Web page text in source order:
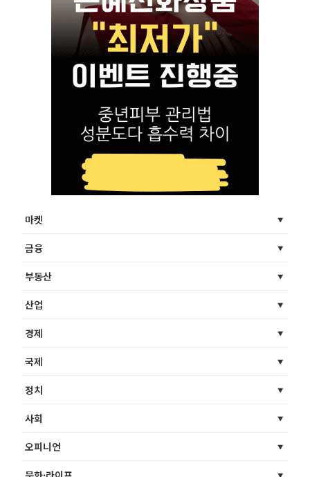
마켓
금융
부동산
산업
경제
국제
정치
사회
오피니언